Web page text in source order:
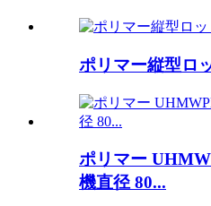
ポリマー縦型ロ
ポリマー
機直径 80...